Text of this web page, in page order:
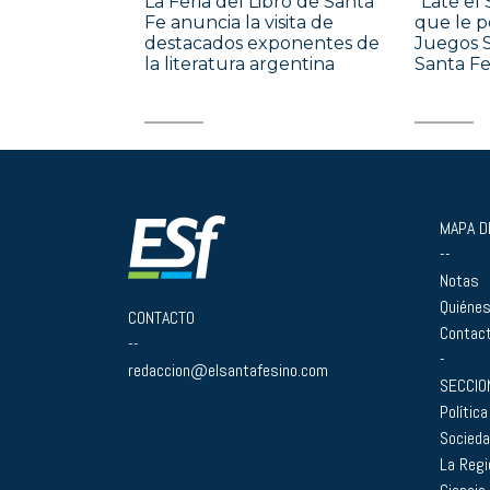
Fe anuncia la visita de
destacados exponentes de
la literatura argentina
que le
Juegos
Santa
CONTACTO
--
redaccion@elsantafesino.com
MAPA
--
Notas
-
Política
La